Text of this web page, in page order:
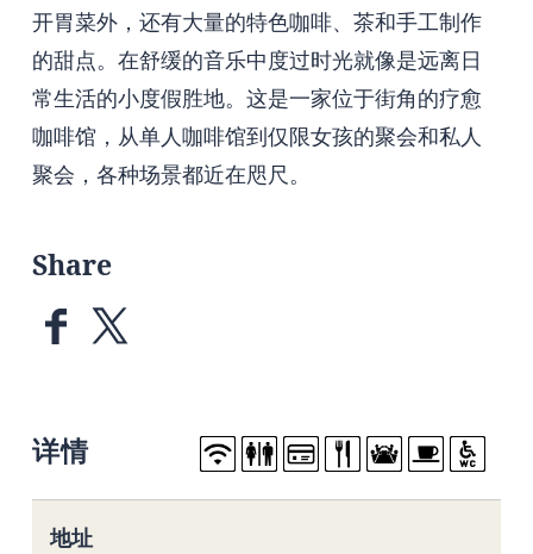
开胃菜外，还有大量的特色咖啡、茶和手工制作
的甜点。在舒缓的音乐中度过时光就像是远离日
常生活的小度假胜地。这是一家位于街角的疗愈
咖啡馆，从单人咖啡馆到仅限女孩的聚会和私人
聚会，各种场景都近在咫尺。
Share
详情
地址